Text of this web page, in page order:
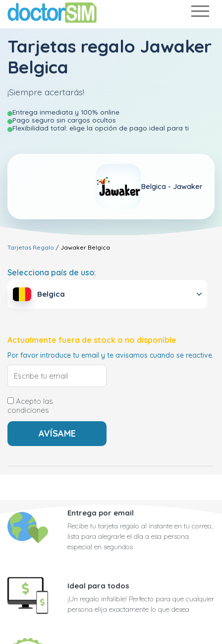
Tarjetas regalo Jawaker
Belgica
¡Siempre acertarás!
Entrega inmediata y 100% online
Pago seguro sin cargos ocultos
Flexibilidad total: elige la opción de pago ideal para ti
Belgica - Jawaker
Tarjetas Regalo Jawaker Belgica
Selecciona país de uso:
Belgica
Actualmente fuera de stock o no disponible
Por favor introduce tu email y te avisamos cuando se reactive.
Acepto las
condiciones
Entrega por email
Recibe tu tarjeta regalo al instante en tu correo,
lista para alegrarle el día a esa persona
especial en segundos
Ideal para todos
¡Un regalo infalible! Perfecto para que cualquier
persona elija exactamente lo que desea